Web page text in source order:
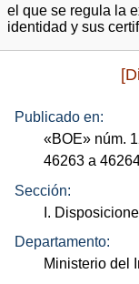
el que se regula la
identidad y sus
Publicado en:
«BOE» núm.
46263 a
Sección:
I.
Departamento:
Ministerio del